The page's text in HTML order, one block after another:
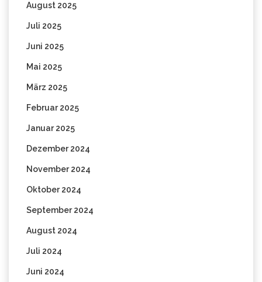
August 2025
Juli 2025
Juni 2025
Mai 2025
März 2025
Februar 2025
Januar 2025
Dezember 2024
November 2024
Oktober 2024
September 2024
August 2024
Juli 2024
Juni 2024